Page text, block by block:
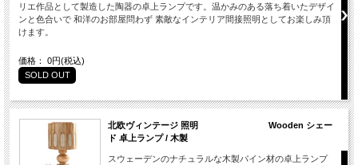
リエ作品として製造した陶器の卓上ランプです。温かみのある落ち着いたデザイ
ンと色合いで 和洋のお部屋問わず 素敵なインテリア間接照明としてお楽しみ頂
けます。
価格： 0円(税込)
SOLD OUT
北欧ヴィンテージ 照明 Wooden シェー
ド 卓上ランプ / 木製
スウェーデンのナチュラルな木製パイン材の卓上ランプ